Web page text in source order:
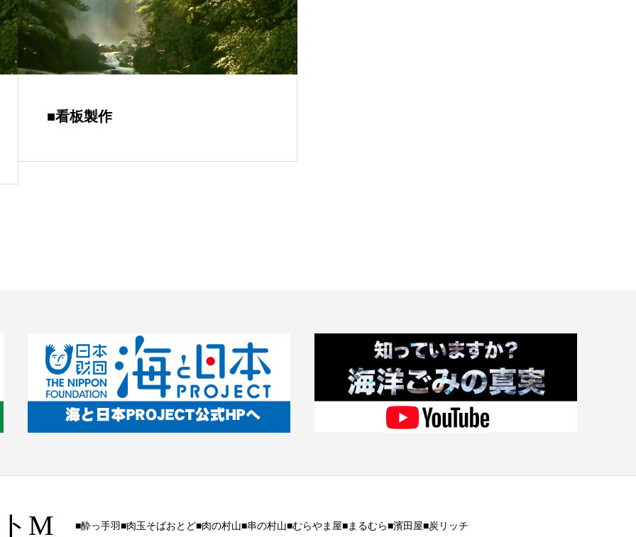
■看板製作
M ■酔っ手羽■肉玉そばおとど■肉の村山■串の村山■むらやま屋■まるむら■濱田屋■炭リッチ